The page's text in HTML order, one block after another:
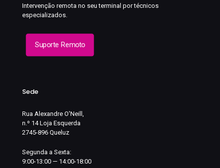
Intervenção remota no seu terminal por técnicos
especializados.
Suporte Remoto
Sede
Rua Alexandre O'Neill,
n.º 14 Loja Esquerda
2745-896 Queluz
Segunda a Sexta:
9:00-13:00 — 14:00-18:00